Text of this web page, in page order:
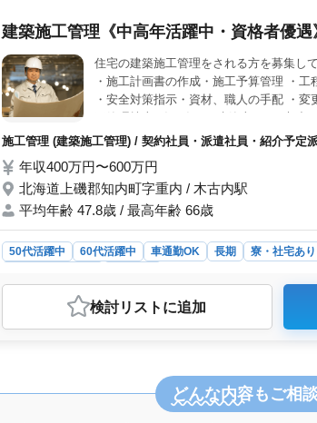
建築施工管理《中高年活躍中・資格者優遇
住宅の建築施工管理をされる方を募集し
・施工計画書の作成・施工予算管理 ・
・安全対策指示・資材、職人の手配 ・
お客様との近い距離で、やりがいがあり
施工管理 (建築施工管理) / 契約社員・派遣社員・紹介予定
年収400万円〜600万円
北海道上磯郡知内町字重内 / 木古内駅
平均年齢 47.8歳 / 最高年齢 66歳
50代活躍中 60代活躍中 車通勤OK 長期 寮・社宅あり
おすすめポイント
＜中高年活躍中・資格者優遇＞ 経験豊富な方や資格
契約形態や福利厚生を通じて、長期間働き続けられ
車通勤の許可もあります。 ＜やりがいのある仕事
客様の夢を実現する仕事です。木造から鉄骨造、RC
検討リスト に追加
どんな内容もご相